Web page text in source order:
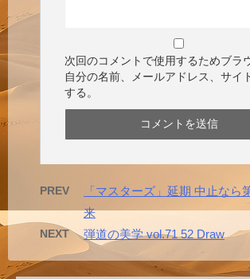
次回のコメントで使用するためブラ
自分の名前、メールアドレス、サイ
する。
PREV
「マスターズ」延期 中止なら
来
NEXT 弾道の美学 vol.71 52 Draw